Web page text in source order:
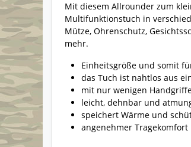
Mit diesem Allrounder zum
Multifunktionstuch in
Mütze, Ohrenschutz,
mehr.
Einheitsgröße und somit
das Tuch ist nahtlos aus
mit nur wenigen
leicht, dehnbar und
speichert Wärme und
angenehmer Tragekomfort